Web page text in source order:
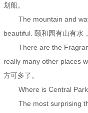
划船。
The mountain and
beautiful. 颐和园有山有水
There are the
really many other places
方可多了。
Where is Central
The most surprising